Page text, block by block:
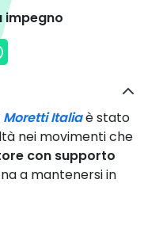
impegno
Moretti Italiaè stato
nei movimenti che
con supporto
a mantenersi in